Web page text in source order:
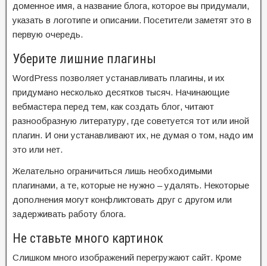
доменное имя, а название блога, которое вы придумали,
указать в логотипе и описании. Посетители заметят это в
первую очередь.
Уберите лишние плагины
WordPress позволяет устанавливать плагины, и их
придумано несколько десятков тысяч. Начинающие
вебмастера перед тем, как создать блог, читают
разнообразную литературу, где советуется тот или иной
плагин. И они устанавливают их, не думая о том, надо им
это или нет.
Желательно ограничиться лишь необходимыми
плагинами, а те, которые не нужно – удалять. Некоторые
дополнения могут конфликтовать друг с другом или
задерживать работу блога.
Не ставьте много картинок
Слишком много изображений перегружают сайт. Кроме